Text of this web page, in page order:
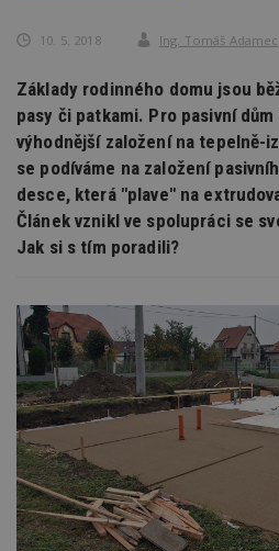
10. 5. 2018 Ing. Tomáš Adamec
Základy rodinného domu jsou
pasy či patkami. Pro pasivní
výhodnější založení na tepelně-
se podíváme na založení
desce, která "plave" na
Článek vznikl ve spolupráci se
Jak si s tím poradili?